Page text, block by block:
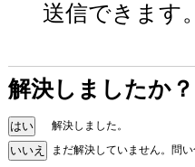
送信できます
解決しましたか？
解決しました。
まだ解決していません。問